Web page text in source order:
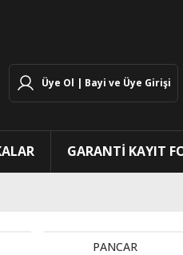
Üye Ol | Bayi ve Üye Girişi
GARANTİ KAYIT
PANCAR